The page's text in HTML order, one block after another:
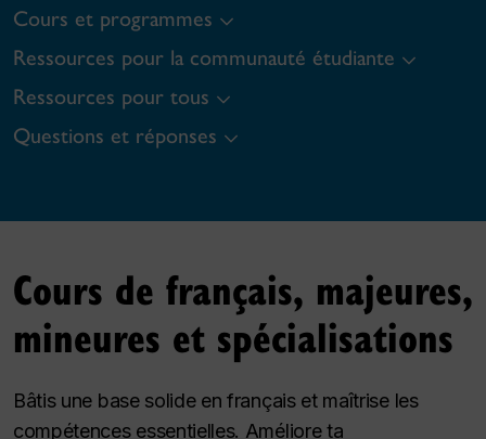
Cours et programmes
Ressources pour la communauté étudiante
Ressources pour tous
Questions et réponses
Cours de français, majeures,
mineures et spécialisations
Bâtis une base solide en français et maîtrise les
compétences essentielles. Améliore ta